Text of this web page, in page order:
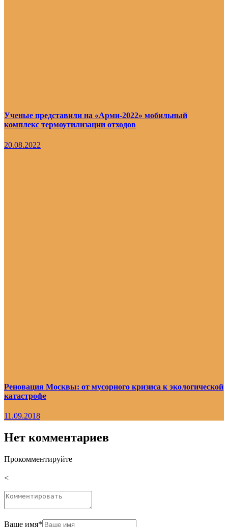
Ученые представили на «Арми-2022» мобильный
комплекс термоутилизации отходов
20.08.2022
Реновация Москвы: от мусорного кризиса к экологической
катастрофе
11.09.2018
Нет комментариев
Прокомментируйте
<
Ваше имя*